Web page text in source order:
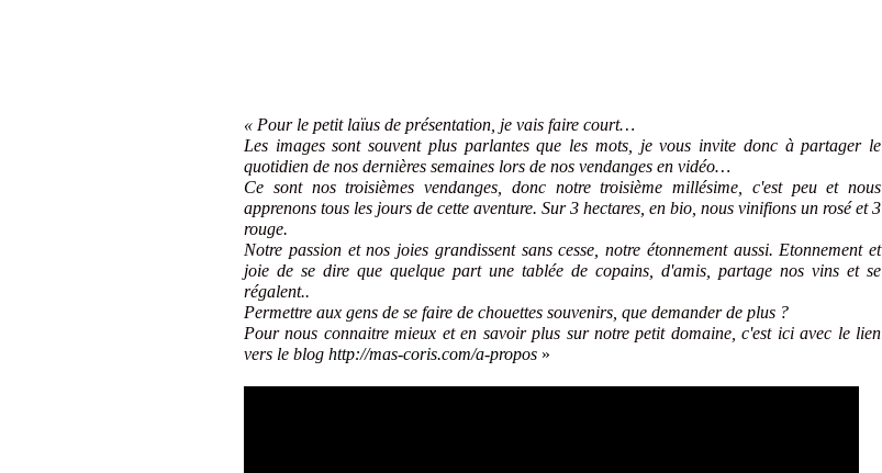
« Pour le petit laïus de présentation, je vais faire court…
Les images sont souvent plus parlantes que les mots, je vous invite donc à partager le
quotidien de nos dernières semaines lors de nos vendanges en vidéo…
Ce sont nos troisièmes vendanges, donc notre troisième millésime, c'est peu et nous
apprenons tous les jours de cette aventure. Sur 3 hectares, en bio, nous vinifions un rosé et 3
rouge.
Notre passion et nos joies grandissent sans cesse, notre étonnement aussi. Etonnement et
joie de se dire que quelque part une tablée de copains, d'amis, partage nos vins et se
régalent..
Permettre aux gens de se faire de chouettes souvenirs, que demander de plus ?
Pour nous connaitre mieux et en savoir plus sur notre petit domaine, c'est ici avec le lien
vers le blog http://mas-coris.com/a-propos »